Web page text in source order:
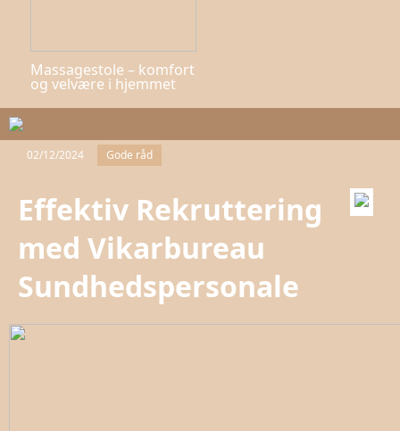
Massagestole – komfort
og velvære i hjemmet
02/12/2024 Gode råd
Effektiv Rekruttering
med Vikarbureau
Sundhedspersonale